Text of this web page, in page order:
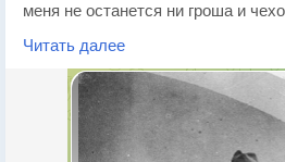
меня не останется ни гроша и
пьесу и 2—3 рассказа, но
небом гораздо легче взлететь
написать хоть одну строку.
ночи, целый день ем, пью и
конца. Обратился в разговорную
Читать далее